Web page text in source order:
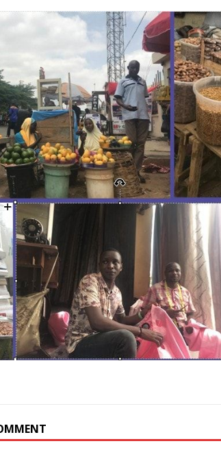
2025 ] JAMAICA. La historia de la misteriosa
2025 ]
Cómo moverse en Seychelles de
agosto, 2025 ] Qué ver en Manama. La capital de Baréin
marzo, 2026 ] Ela Nguema. El barrio más castizo de